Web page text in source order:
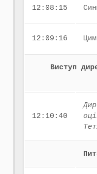
12:08:15
12:09:16
Виступ
12:10:40